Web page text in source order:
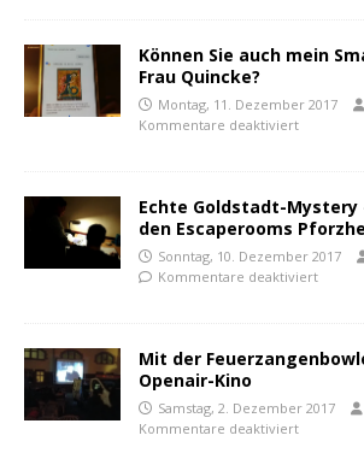
Können Sie auch mein
Frau Quincke?
Montag, 11. Dezember 2017
Kommentare deaktiviert
Echte Goldstadt-Mystery
den Escaperooms
Sonntag, 10. Dezember 2017
Kommentare deaktiviert
Mit der
Openair-Kino
Samstag, 2. Dezember 2017
Kommentare deaktiviert